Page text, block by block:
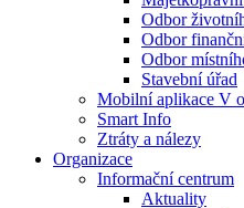
Odbor
Odbor
Odbor
Stavební úřad
Mobilní aplikace V
Smart Info
Ztráty a nálezy
Organizace
Informační centrum
Aktuality